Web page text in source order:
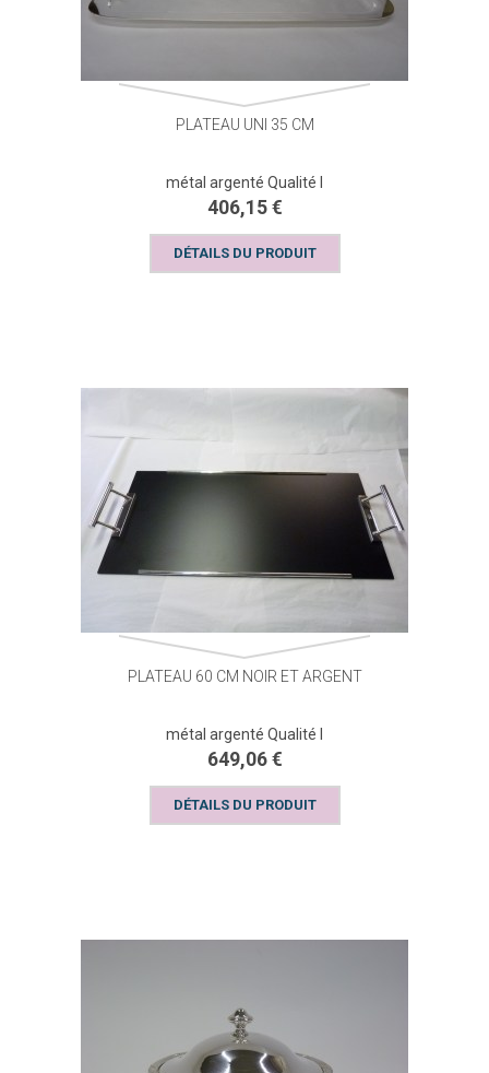
PLATEAU UNI 35 CM
métal argenté Qualité I
406,15 €
DÉTAILS DU PRODUIT
PLATEAU 60 CM NOIR ET ARGENT
métal argenté Qualité I
649,06 €
DÉTAILS DU PRODUIT